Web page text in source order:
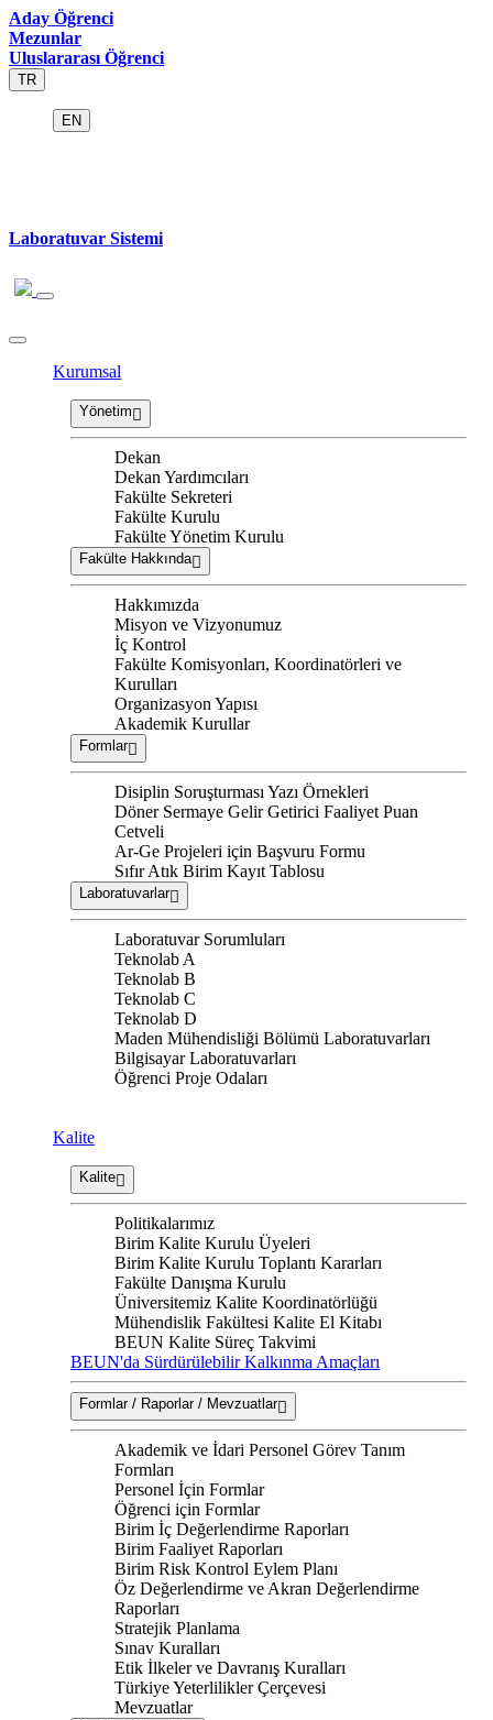
Aday Öğrenci
Mezunlar
Uluslararası Öğrenci
TR
EN
Laboratuvar Sistemi
Kurumsal
Yönetim
Dekan
Dekan Yardımcıları
Fakülte Sekreteri
Fakülte Kurulu
Fakülte Yönetim Kurulu
Fakülte Hakkında
Hakkımızda
Misyon ve Vizyonumuz
İç Kontrol
Fakülte Komisyonları, Koordinatörleri ve
Kurulları
Organizasyon Yapısı
Akademik Kurullar
Formlar
Disiplin Soruşturması Yazı Örnekleri
Döner Sermaye Gelir Getirici Faaliyet Puan
Cetveli
Ar-Ge Projeleri için Başvuru Formu
Sıfır Atık Birim Kayıt Tablosu
Laboratuvarlar
Laboratuvar Sorumluları
Teknolab A
Teknolab B
Teknolab C
Teknolab D
Maden Mühendisliği Bölümü Laboratuvarları
Bilgisayar Laboratuvarları
Öğrenci Proje Odaları
Kalite
Kalite
Politikalarımız
Birim Kalite Kurulu Üyeleri
Birim Kalite Kurulu Toplantı Kararları
Fakülte Danışma Kurulu
Üniversitemiz Kalite Koordinatörlüğü
Mühendislik Fakültesi Kalite El Kitabı
BEUN Kalite Süreç Takvimi
BEUN'da Sürdürülebilir Kalkınma Amaçları
Formlar / Raporlar / Mevzuatlar
Akademik ve İdari Personel Görev Tanım
Formları
Personel İçin Formlar
Öğrenci için Formlar
Birim İç Değerlendirme Raporları
Birim Faaliyet Raporları
Birim Risk Kontrol Eylem Planı
Öz Değerlendirme ve Akran Değerlendirme
Raporları
Stratejik Planlama
Sınav Kuralları
Etik İlkeler ve Davranış Kuralları
Türkiye Yeterlilikler Çerçevesi
Mevzuatlar